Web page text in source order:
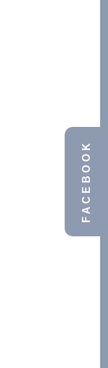
FACEBOOK